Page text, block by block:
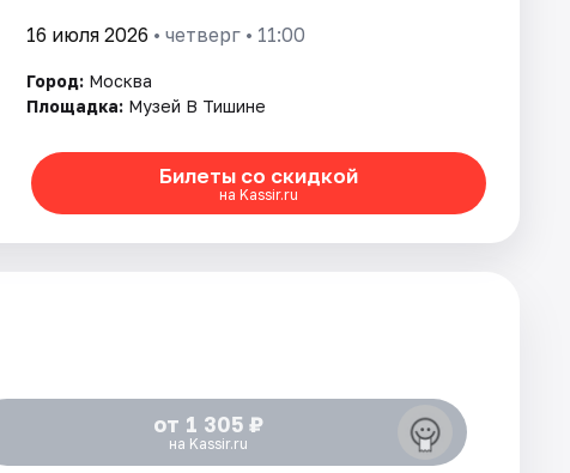
16 июля 2026 • четверг • 11:00
Город: Москва
Площадка: Музей В Тишине
Билеты со скидкой
на Kassir.ru
от 1 305 ₽
на Kassir.ru